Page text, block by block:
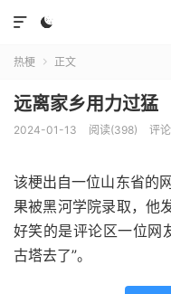


热梗  正文
远离家乡用力过猛
2024-01-13 阅读(398) 评
该梗出自一位山东省的
果被黑河学院录取，他
好笑的是评论区一位网
古塔去了”。